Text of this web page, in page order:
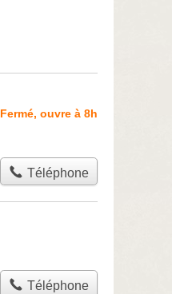
Fermé, ouvre à 8h
Téléphone
Téléphone